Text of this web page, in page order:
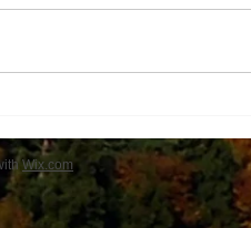
１学期帰省
Wix.com